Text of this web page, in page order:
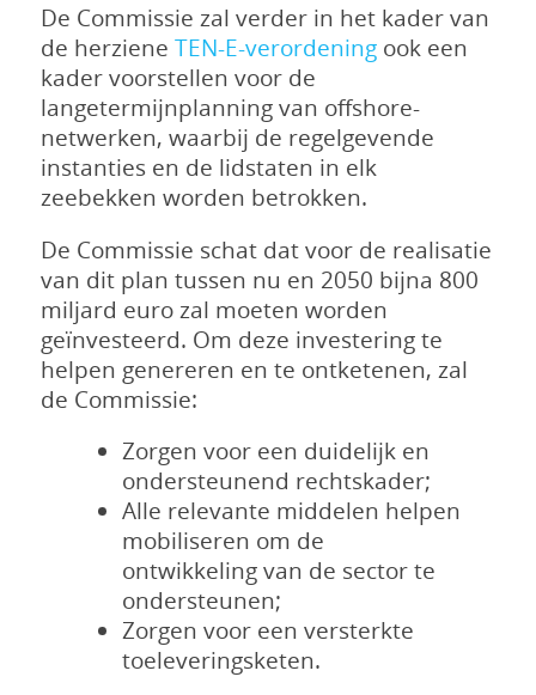
De Commissie zal verder in het kader van
de herziene TEN-E-verordeningook een
kader voorstellen voor de
langetermijnplanning van offshore-
netwerken, waarbij de regelgevende
instanties en de lidstaten in elk
zeebekken worden betrokken.
De Commissie schat dat voor de realisatie
van dit plan tussen nu en 2050 bijna 800
miljard euro zal moeten worden
geïnvesteerd. Om deze investering te
helpen genereren en te ontketenen, zal
de Commissie:
Zorgen voor een duidelijk en
ondersteunend rechtskader;
Alle relevante middelen helpen
mobiliseren om de
ontwikkeling van de sector te
ondersteunen;
Zorgen voor een versterkte
toeleveringsketen.